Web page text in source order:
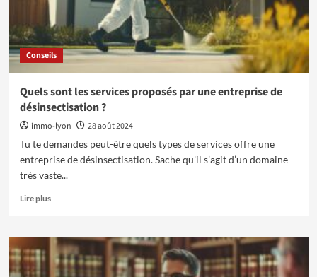
immeubles
:
conseils
pratiques
Conseils
Quels sont les services proposés par une entreprise de
désinsectisation ?
immo-lyon
28 août 2024
Tu te demandes peut-être quels types de services offre une
entreprise de désinsectisation. Sache qu'il s’agit d’un domaine
très vaste...
Lire plusEn
sur
Quels
sont